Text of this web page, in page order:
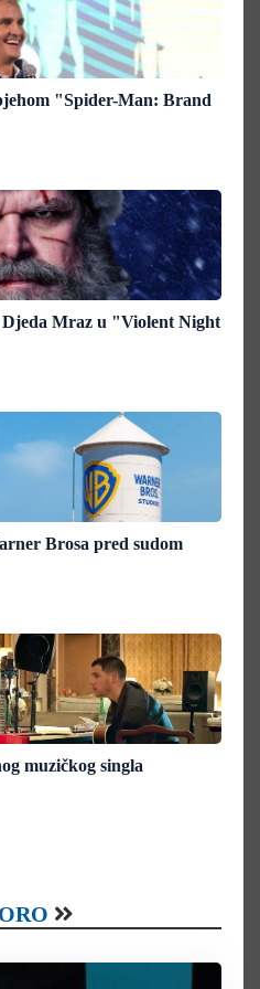
"Spider-Man: Brand
Mraz u "Violent Night
Brosa pred sudom
muzičkog singla